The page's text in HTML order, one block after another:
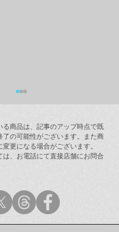
年末年始営業
商品は、記事のアップ時点で既
了の可能性がございます。また商
更になる場合がございます。
は、お電話にて直接店舗にお問合